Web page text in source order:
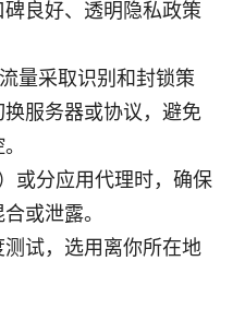
良好、透明隐私政策
量采取识别和封锁策
服务器或协议，避免
或分应用代理时，确保
或泄露。
试，选用离你所在地